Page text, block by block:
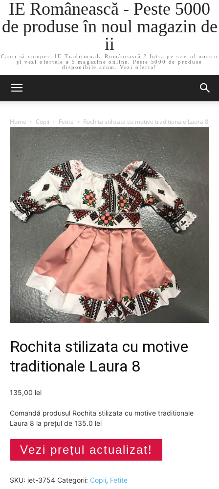
IE Românească - Peste 5000
de produse în noul magazin de
ii
Cauți să cumperi IE Tradițională Românească ? Intră pe site-ul nostru
și vezi ofertele a 5 magazine online. Peste 5000 de produse
disponibile acum. Vezi oferta!
Home Copii Fetite Rochita stilizata cu motive traditionale Laura 8
Rochita stilizata cu motive
traditionale Laura 8
135,00 lei
Comandă produsul Rochita stilizata cu motive traditionale
Laura 8 la prețul de 135.0 lei
Vezi prețul actualizat!
SKU: iet-3754 Categorii: Copii, Fetite